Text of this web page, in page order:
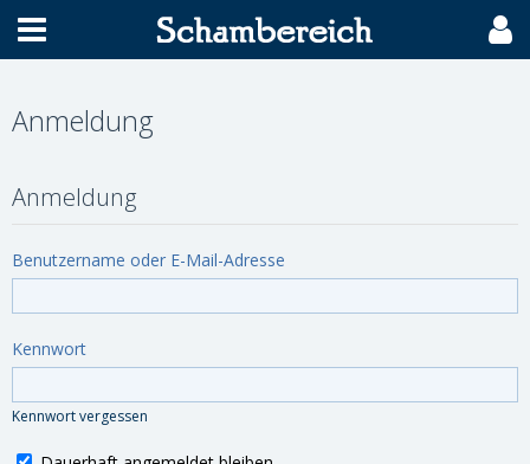
Anmeldung
Anmeldung
Benutzername oder E-Mail-Adresse
Kennwort
Kennwort vergessen